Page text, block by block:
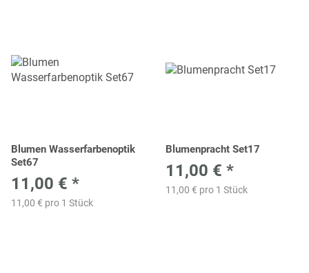
Blumen Wasserfarbenoptik
Set67
11,00 € *
11,00 € pro 1 Stück
Blumenpracht Set17
11,00 € *
11,00 € pro 1 Stück